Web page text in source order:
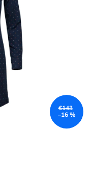
€143
–16 %